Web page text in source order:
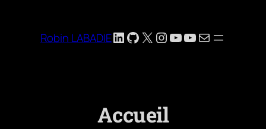
Robin LABADIELinkedIn
GitHub
X Instagram
YouTube
YouTube
E-mail
Accueil